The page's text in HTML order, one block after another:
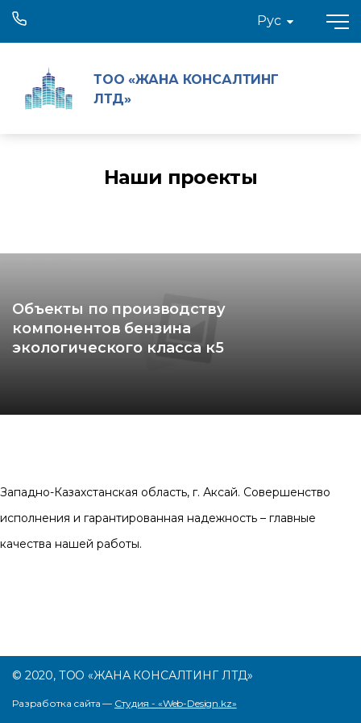
ТОО «ЖАНА КОНСАЛТИНГ
ЛТД»
Рус
Наши проекты
Объекты по производству
компонентов бензина
экологического класса к5
Западно-Казахстанская область, г. Аксай. Совершенство
исполнения и гарантированная надежность – главные
качества нашей работы.
© 2020, ТОО «ЖАНА КОНСАЛТИНГ ЛТД»
Разработка сайта — Студия - «Web-Design.kz»